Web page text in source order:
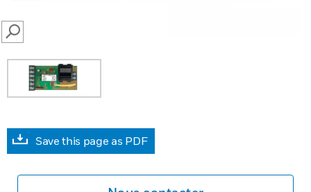
SEARCH
Save this page as PDF